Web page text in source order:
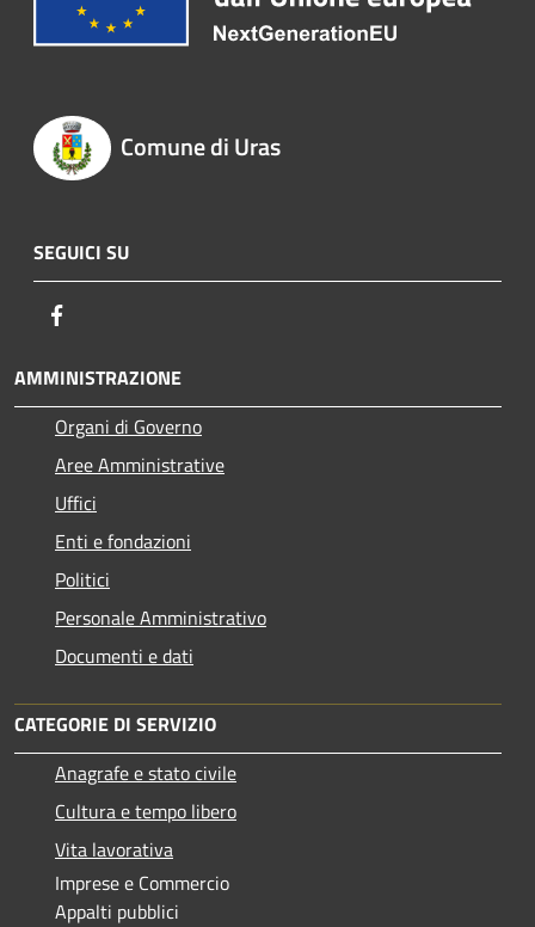
Comune di Uras
SEGUICI SU
AMMINISTRAZIONE
Organi di Governo
Aree Amministrative
Uffici
Enti e fondazioni
Politici
Personale Amministrativo
Documenti e dati
CATEGORIE DI SERVIZIO
Anagrafe e stato civile
Cultura e tempo libero
Vita lavorativa
Imprese e Commercio
Appalti pubblici